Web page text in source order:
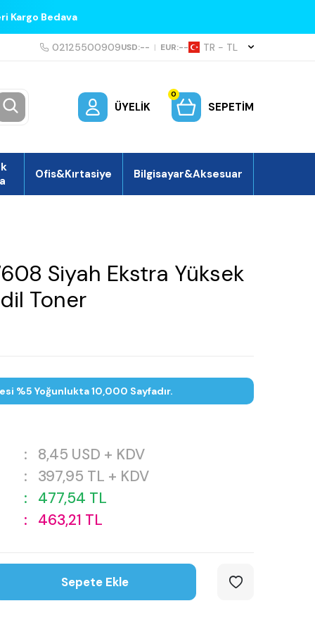
Kargo Bedava
02125500909USD:-- | EUR:-- TR − TL
ÜYELIK
0
SEPETIM
Ofis&Kırtasiye Bilgisayar&Aksesuar
Siyah Ekstra Yüksek
Toner
%5 Yoğunlukta 10,000 Sayfadır.
: 8,45 USD + KDV
:
397,95 TL + KDV
:
477,54 TL
:
463,21 TL
Sepete Ekle